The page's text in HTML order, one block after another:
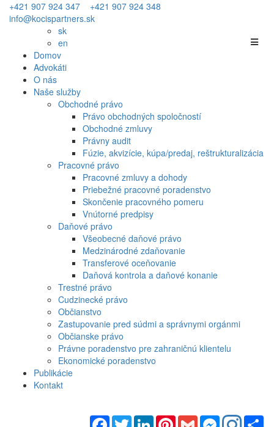
+421 907 924 347
+421 907 924 348
info@kocispartners.sk
sk
en
Domov
Advokáti
O nás
Naše služby
Obchodné právo
Právo obchodných spoločností
Obchodné zmluvy
Právny audit
Fúzie, akvizície, kúpa/predaj, reštrukturalizácia
Pracovné právo
Pracovné zmluvy a dohody
Priebežné pracovné poradenstvo
Skončenie pracovného pomeru
Vnútorné predpisy
Daňové právo
Všeobecné daňové právo
Medzinárodné zdaňovanie
Transferové oceňovanie
Daňová kontrola a daňové konanie
Trestné právo
Cudzinecké právo
Občianstvo
Zastupovanie pred súdmi a správnymi orgánmi
Občianske právo
Právne poradenstvo pre zahraničnú klientelu
Ekonomické poradenstvo
Publikácie
Kontakt
Facebook
TwitterLinkedInPinterestGmail Messenger